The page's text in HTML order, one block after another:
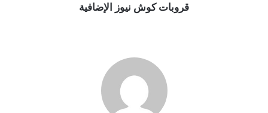
قروبات كوش نيوز الإضافية